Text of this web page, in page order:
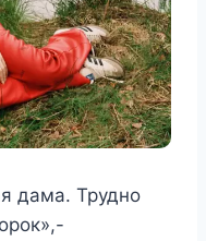
дама. Трудно